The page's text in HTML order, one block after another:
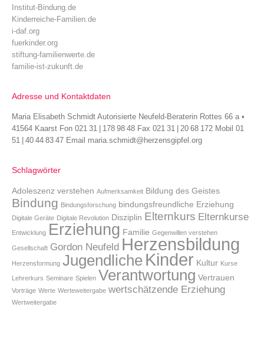
Institut-Bindung.de
Kinderreiche-Familien.de
i-daf.org
fuerkinder.org
stiftung-familienwerte.de
familie-ist-zukunft.de
Adresse und Kontaktdaten
Maria Elisabeth Schmidt Autorisierte Neufeld-Beraterin Rottes 66 a •
41564 Kaarst Fon 021 31 | 178 98 48 Fax 021 31 | 20 68 172 Mobil 01
51 | 40 44 83 47 Email maria.schmidt@herzensgipfel.org
Schlagwörter
Adoleszenz verstehen Aufmerksamkeit Bildung des Geistes
Bindung Bindungsforschung bindungsfreundliche Erziehung
Digitale Geräte Digitale Revolution Disziplin Elternkurs Elternkurse
Entwicklung Erziehung Familie Gegenwillen verstehen
Gesellschaft Gordon Neufeld Herzensbildung
Herzensformung Jugendliche Kinder Kultur Kurse
Lehrerkurs Seminare Spielen Verantwortung Vertrauen
Vorträge Werte Werteweitergabe wertschätzende Erziehung
Wertweitergabe